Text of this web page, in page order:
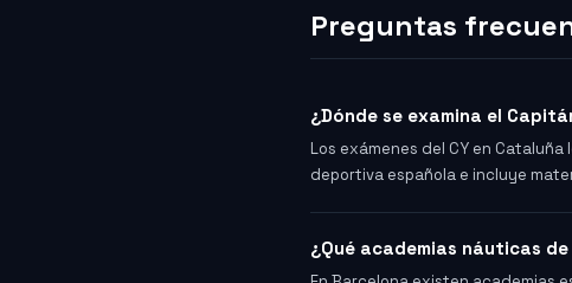
Preguntas
¿Dónde se examina el
Los exámenes del CY en
deportiva española e incluye
¿Qué academias náuticas